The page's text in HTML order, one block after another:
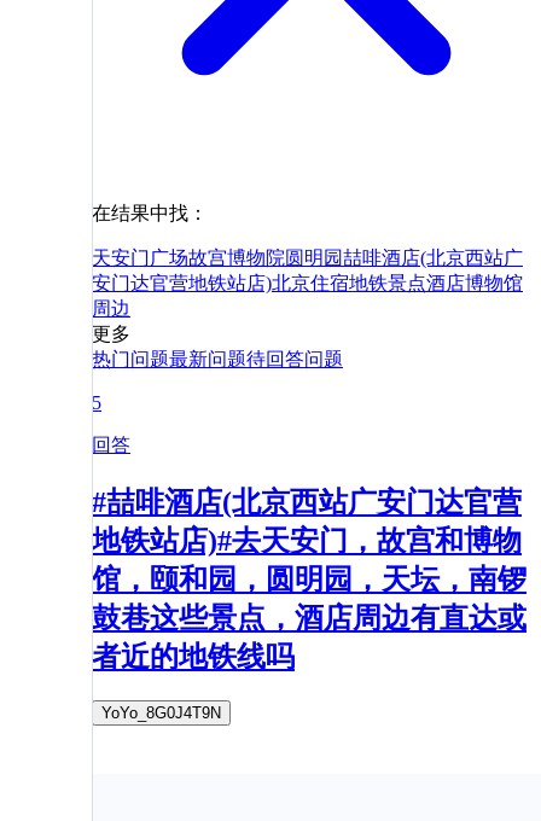
在结果中找：
天安门广场故宫博物院圆明园喆啡酒店(北京西站广
安门达官营地铁站店)北京住宿地铁景点酒店博物馆
周边
更多
热门问题最新问题待回答问题
5
回答
#喆啡酒店(北京西站广安门达官营
地铁站店)#去天安门，故宫和博物
馆，颐和园，圆明园，天坛，南锣
鼓巷这些景点，酒店周边有直达或
者近的地铁线吗
YoYo_8G0J4T9N